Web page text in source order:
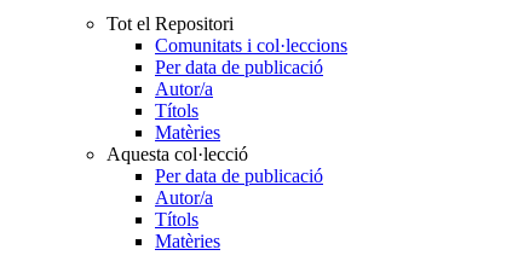
Tot el Repositori
Comunitats i col·leccions
Per data de publicació
Autor/a
Títols
Matèries
Aquesta col·lecció
Per data de publicació
Autor/a
Títols
Matèries